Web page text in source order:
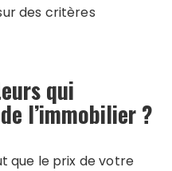
des critères
qui
l’immobilier ?
que le prix de votre